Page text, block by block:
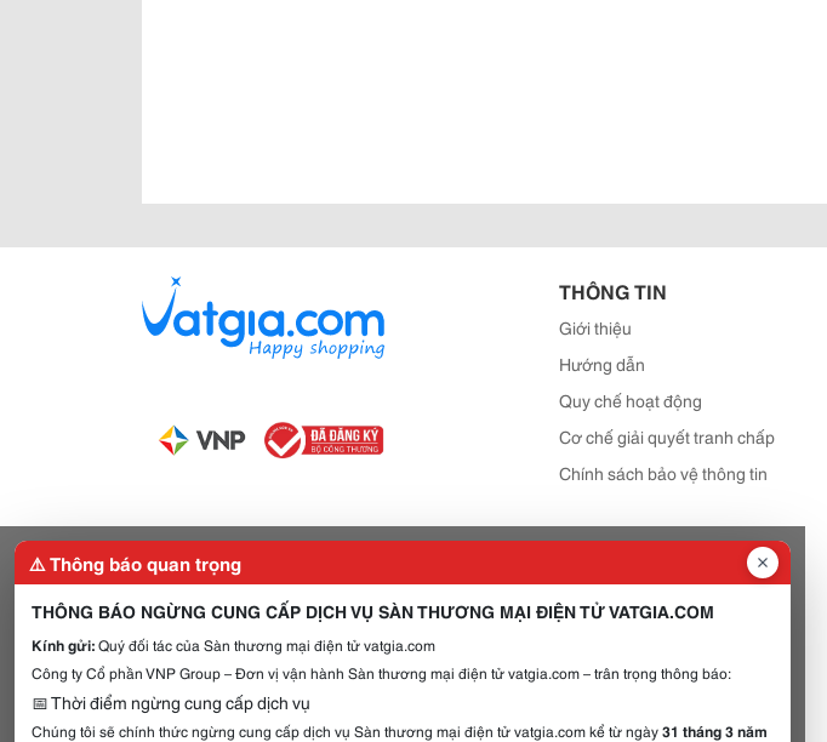
THÔNG TIN
Giới thiệu
Hướng dẫn
Quy chế hoạt động
Cơ chế giải quyết tranh chấp
Chính sách bảo vệ thông tin
⚠️ Thông báo quan trọng
THÔNG BÁO NGỪNG CUNG CẤP DỊCH VỤ SÀN THƯƠNG MẠI ĐIỆN TỬ VATGIA.COM
Kính gửi:Quý đối tác của Sàn thương mại điện tử vatgia.com
Công ty Cổ phần VNP Group – Đơn vị vận hành Sàn thương mại điện tử vatgia.com – trân trọng thông báo:
📅 Thời điểm ngừng cung cấp dịch vụ
Chúng tôi sẽ chính thức ngừng cung cấp dịch vụ Sàn thương mại điện tử vatgia.com kể từ ngày31 tháng 3 năm